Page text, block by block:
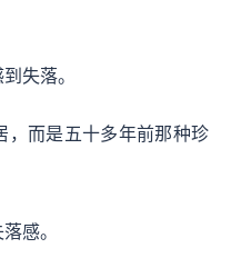
失落。
，而是五十多年前那种珍
感。